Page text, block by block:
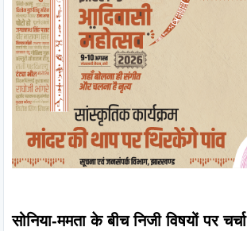
सोनिया-ममता के बीच निजी विषयों पर चर्चा